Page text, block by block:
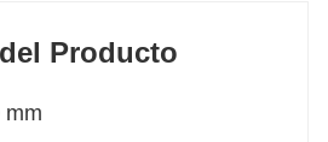
Producto
mm